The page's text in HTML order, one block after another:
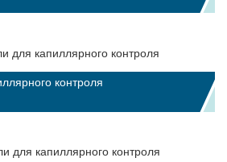
контроля